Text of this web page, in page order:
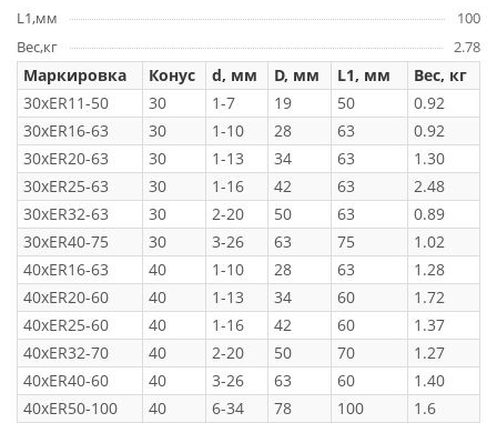
L1,мм
100
Вес,кг
2.78
Маркировка Конус d, мм D, мм L1, мм
Вес, кг
30xER11-50
30 1-7 19 50
0.92
30xER16-63
30 1-10 28 63
0.92
30xER20-63
30 1-13 34 63
1.30
30xER25-63
30 1-16 42 63
2.48
30xER32-63
30 2-20 50 63
0.89
30xER40-75
30 3-26 63 75
1.02
40xER16-63
40 1-10 28 63
1.28
40xER20-60
40 1-13 34 60
1.72
40xER25-60
40 1-16 42 60
1.37
40xER32-70
40 2-20 50 70
1.27
40xER40-60
40 3-26 63 60
1.40
40xER50-100
40 6-34 78 100
1.6